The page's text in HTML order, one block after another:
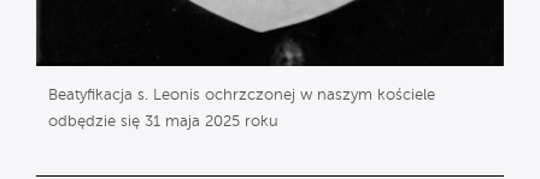
Beatyfikacja s. Leonis ochrzczonej w naszym kościele
odbędzie się 31 maja 2025 roku